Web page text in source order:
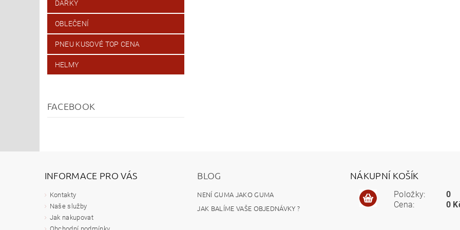
DÁRKY
OBLEČENÍ
PNEU KUSOVÉ TOP CENA
HELMY
FACEBOOK
INFORMACE PRO VÁS
Kontakty
Naše služby
Jak nakupovat
BLOG
NENÍ GUMA JAKO GUMA
JAK BALÍME VAŠE OBJEDNÁVKY ?
NÁKUPNÍ KOŠÍK
Položky:
Cena:
0
0